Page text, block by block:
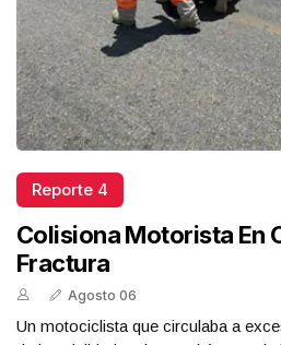
Reporte 4
Colisiona Motorista En
Fractura
Agosto 06
Un motociclista que circulaba a